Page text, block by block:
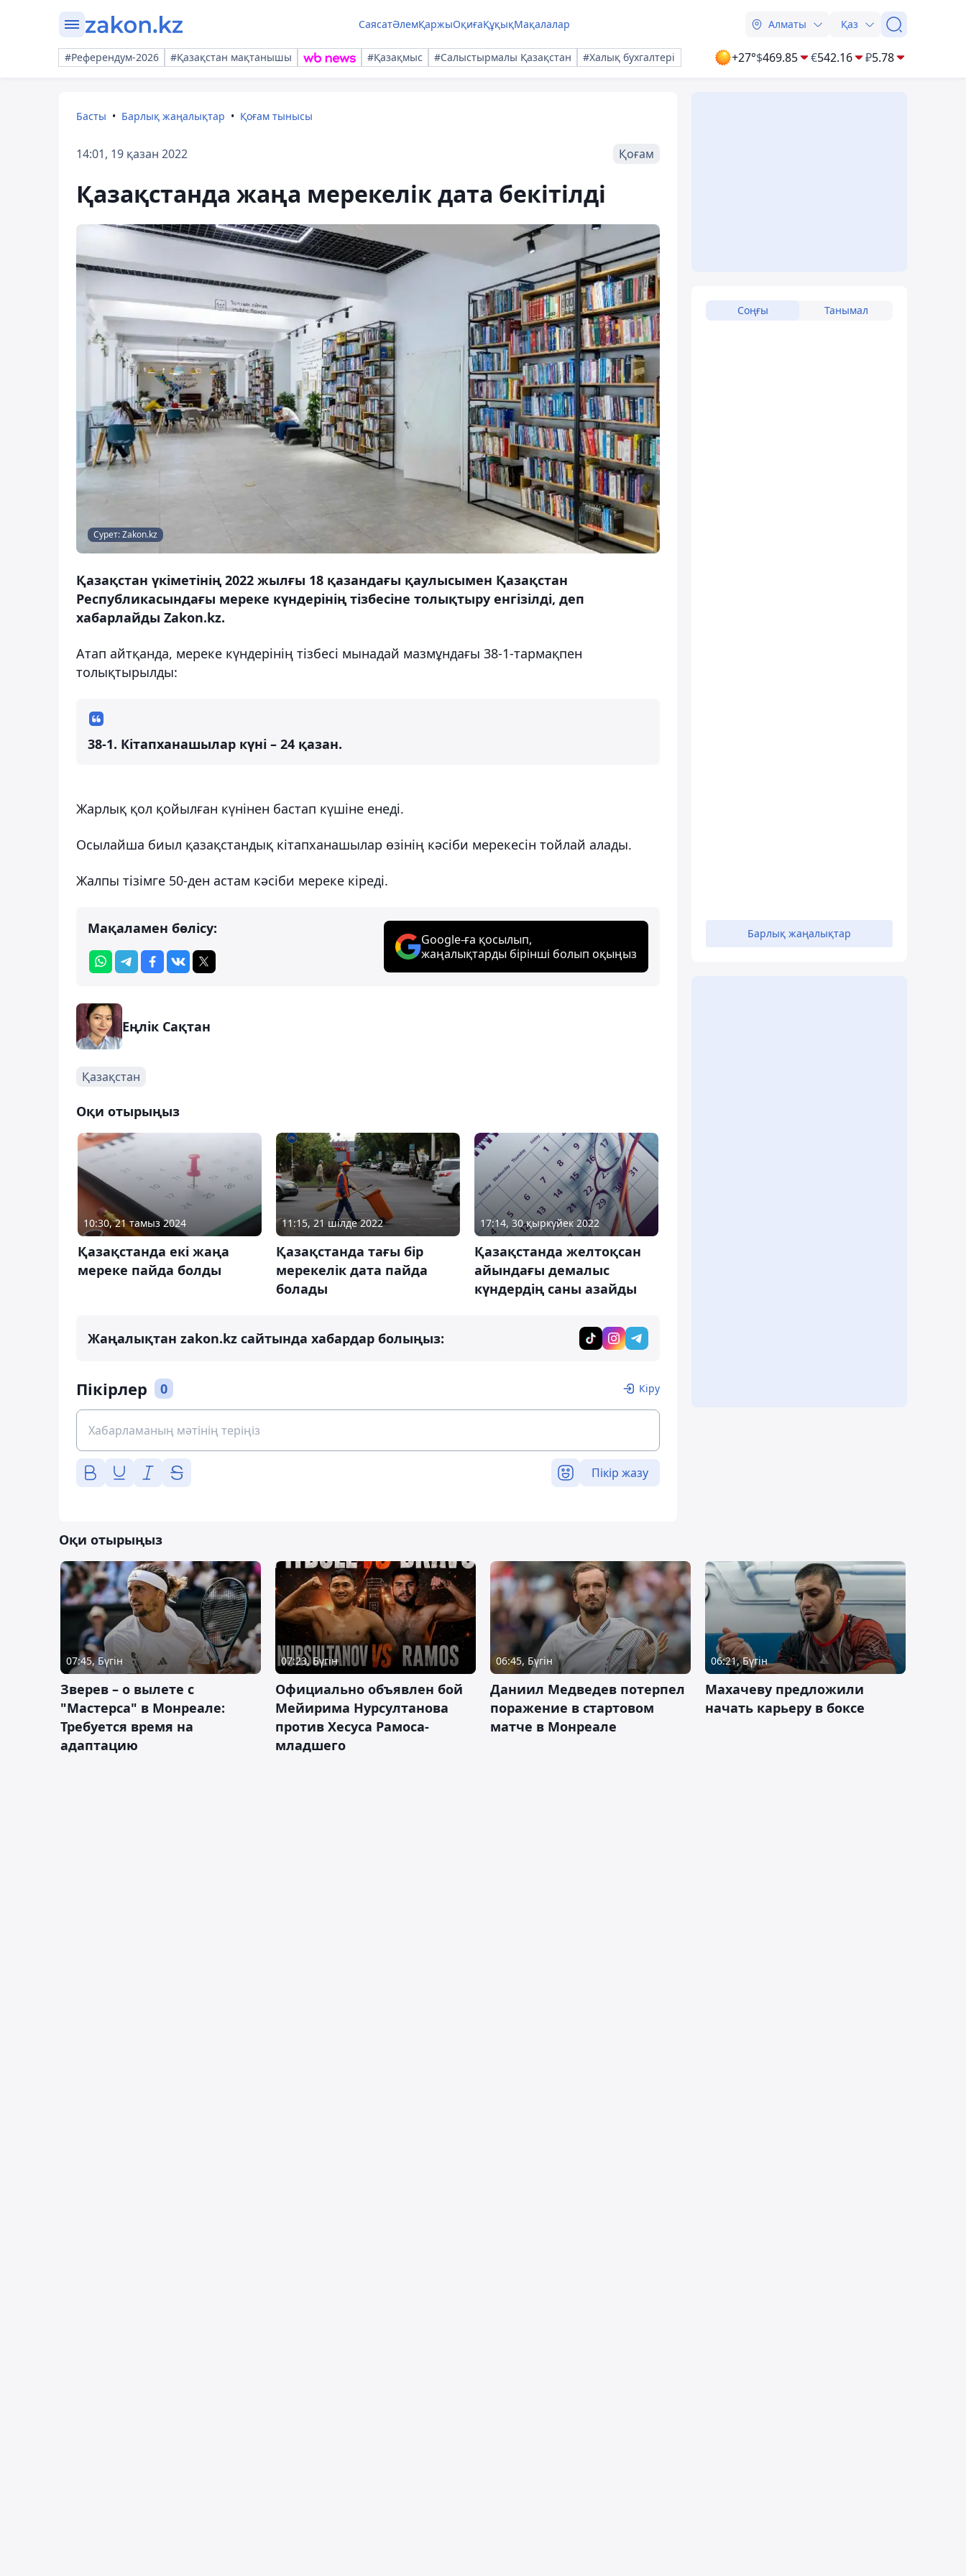
СаясатӘлемҚаржыОқиғаҚұқықМақалалар Алматы Қаз
#Референдум-2026 #Қазақстан мақтанышы #Қазақмыс #Салыстырмалы Қазақстан #Халық бухгалтері +27°$469.85 €542.16 ₽5.78
Басты Барлық жаңалықтар Қоғам тынысы
14:01, 19 қазан 2022 Қоғам
Қазақстанда жаңа мерекелік дата бекітілді
Сурет: Zakon.kz
Қазақстан үкіметінің 2022 жылғы 18 қазандағы қаулысымен Қазақстан
Республикасындағы мереке күндерінің тізбесіне толықтыру енгізілді, деп
хабарлайды Zakon.kz.
Атап айтқанда, мереке күндерінің тізбесі мынадай мазмұндағы 38-1-тармақпен
толықтырылды:
38-1. Кітапханашылар күні – 24 қазан.
Жарлық қол қойылған күнінен бастап күшіне енеді.
Осылайша биыл қазақстандық кітапханашылар өзінің кәсіби мерекесін тойлай алады.
Жалпы тізімге 50-ден астам кәсіби мереке кіреді.
Мақаламен бөлісу:
Google-ға қосылып,
жаңалықтарды бірінші болып оқыңыз
Еңлік Сақтан
Қазақстан
Оқи отырыңыз
10:30, 21 тамыз 2024
Қазақстанда екі жаңа
мереке пайда болды
11:15, 21 шілде 2022
Қазақстанда тағы бір
мерекелік дата пайда
болады
17:14, 30 қыркүйек 2022
Қазақстанда желтоқсан
айындағы демалыс
күндердің саны азайды
Жаңалықтан zakon.kz сайтында хабардар болыңыз:
Пікірлер 0 Кіру
Пікір жазу
Соңғы Танымал
Барлық жаңалықтар
Оқи отырыңыз
07:45, Бүгін
Зверев – о вылете с
"Мастерса" в Монреале:
Требуется время на
адаптацию
07:23, Бүгін
Официально объявлен бой
Мейирима Нурсултанова
против Хесуса Рамоса-
младшего
06:45, Бүгін
Даниил Медведев потерпел
поражение в стартовом
матче в Монреале
06:21, Бүгін
Махачеву предложили
начать карьеру в боксе